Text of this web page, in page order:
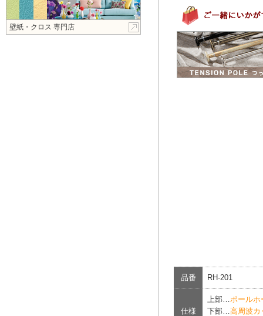
品番 RH-201
仕様
上部… ポールホ
下部… 高周波カ
壁紙・クロス 専門店